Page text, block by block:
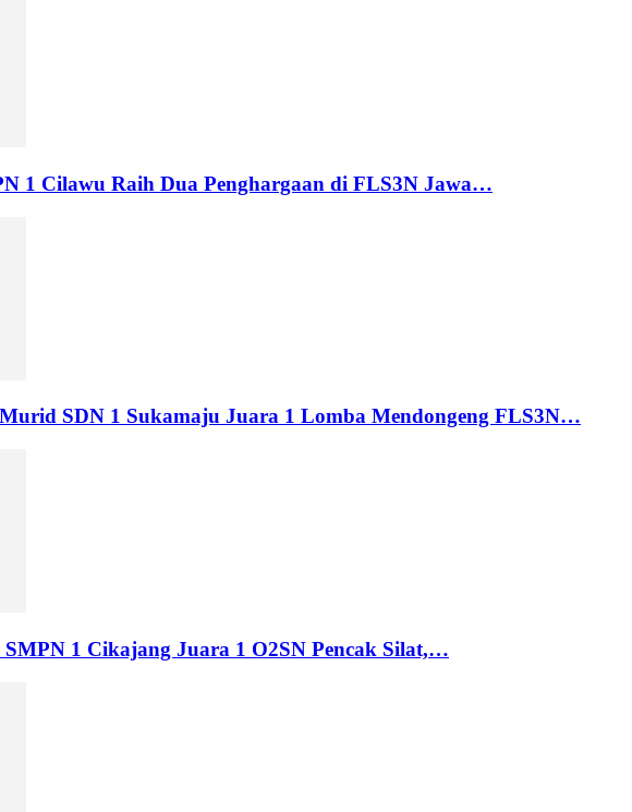
1 Cilawu Raih Dua Penghargaan di FLS3N Jawa…
SDN 1 Sukamaju Juara 1 Lomba Mendongeng FLS3N…
1 Cikajang Juara 1 O2SN Pencak Silat,…